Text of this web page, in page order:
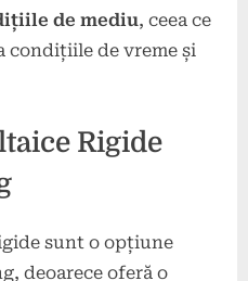
de mediu, ceea ce
condițiile de vreme și
Rigide
sunt o opțiune
deoarece oferă o